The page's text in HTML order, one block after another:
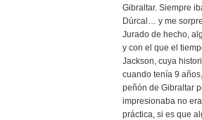
Gibraltar. Siempre
Dúrcal… y me
Jurado de hecho,
y con el que el
Jackson, cuya
cuando tenía 9
peñón de Gibraltar
impresionaba no
práctica, si es que